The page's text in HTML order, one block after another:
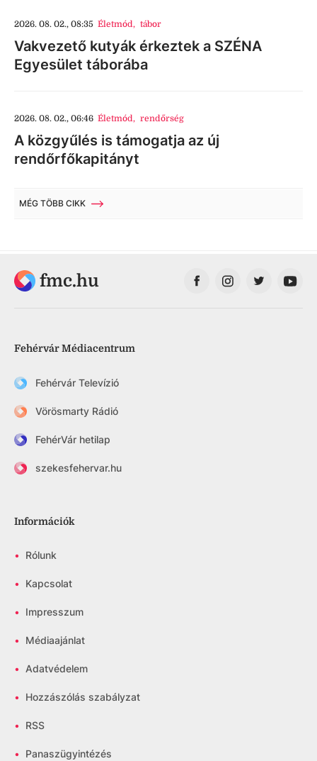
2026. 08. 02., 08:35 Életmód, tábor
Vakvezető kutyák érkeztek a SZÉNA
Egyesület táborába
2026. 08. 02., 06:46 Életmód, rendőrség
A közgyűlés is támogatja az új
rendőrfőkapitányt
MÉG TÖBB CIKK
fmc.hu
Fehérvár Médiacentrum
Fehérvár Televízió
Vörösmarty Rádió
FehérVár hetilap
szekesfehervar.hu
Információk
• Rólunk
• Kapcsolat
• Impresszum
• Médiaajánlat
• Adatvédelem
• Hozzászólás szabályzat
• RSS
• Panaszügyintézés